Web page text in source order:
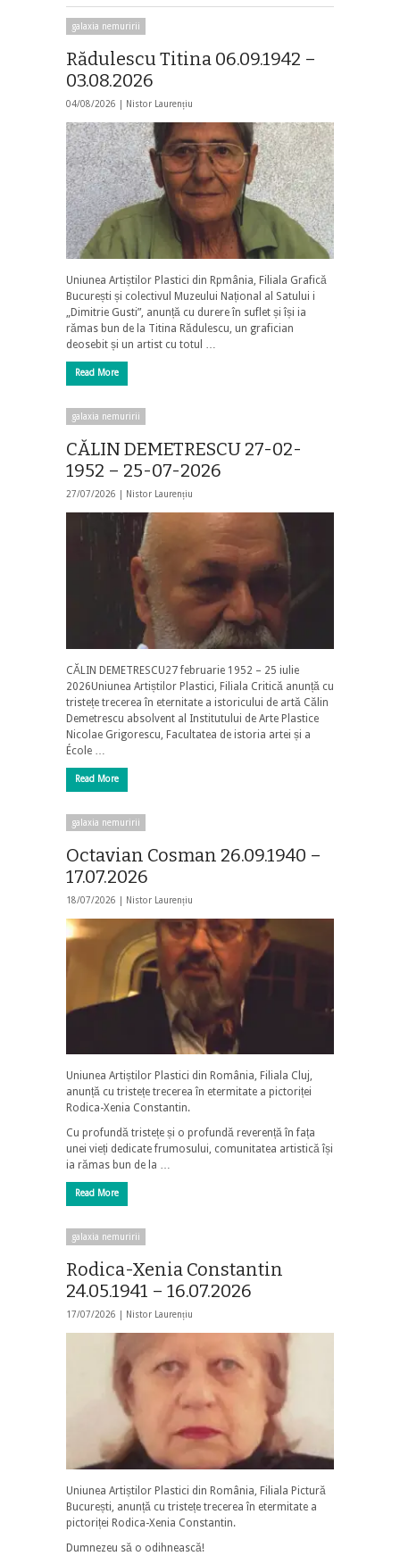
galaxia nemuririi
Rădulescu Titina 06.09.1942 –
03.08.2026
04/08/2026 | Nistor Laurențiu
Uniunea Artiștilor Plastici din Rpmânia, Filiala Grafică
București și colectivul Muzeului Național al Satului i
„Dimitrie Gusti”, anunță cu durere în suflet și își ia
rămas bun de la Titina Rădulescu, un grafician
deosebit și un artist cu totul …
Read More
galaxia nemuririi
CĂLIN DEMETRESCU 27-02-
1952 – 25-07-2026
27/07/2026 | Nistor Laurențiu
CĂLIN DEMETRESCU27 februarie 1952 – 25 iulie
2026Uniunea Artiștilor Plastici, Filiala Critică anunță cu
tristețe trecerea în eternitate a istoricului de artă Călin
Demetrescu absolvent al Institutului de Arte Plastice
Nicolae Grigorescu, Facultatea de istoria artei și a
École …
Read More
galaxia nemuririi
Octavian Cosman 26.09.1940 –
17.07.2026
18/07/2026 | Nistor Laurențiu
Uniunea Artiștilor Plastici din România, Filiala Cluj,
anunță cu tristețe trecerea în etermitate a pictoriței
Rodica-Xenia Constantin.
Cu profundă tristețe și o profundă reverență în fața
unei vieți dedicate frumosului, comunitatea artistică își
ia rămas bun de la …
Read More
galaxia nemuririi
Rodica-Xenia Constantin
24.05.1941 – 16.07.2026
17/07/2026 | Nistor Laurențiu
Uniunea Artiștilor Plastici din România, Filiala Pictură
București, anunță cu tristețe trecerea în etermitate a
pictoriței Rodica-Xenia Constantin.
Dumnezeu să o odihnească!